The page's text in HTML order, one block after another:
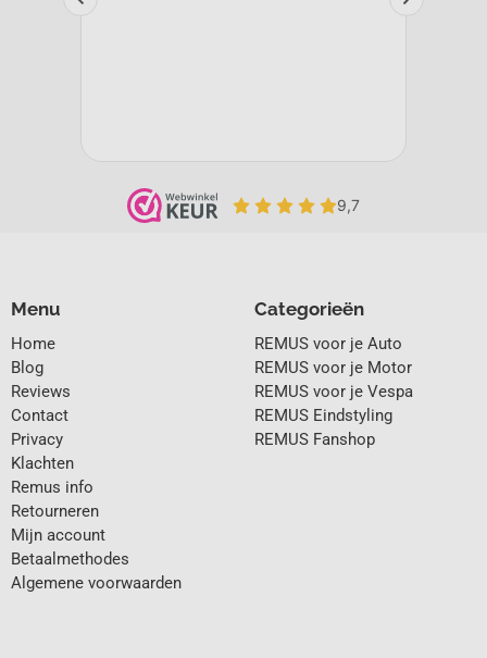
Categorieën
REMUS voor je Auto
REMUS voor je Motor
REMUS voor je Vespa
REMUS Eindstyling
REMUS Fanshop
Menu
Home
Blog
Reviews
Contact
Privacy
Klachten
Remus info
Retourneren
Mijn account
Betaalmethodes
Algemene voorwaarden